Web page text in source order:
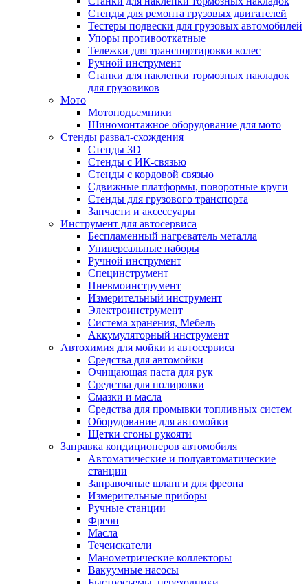
Стенды для ремонта грузовых двигателей
Тестеры подвески для грузовых автомобилей
Упоры противооткатные
Тележки для транспортировки колес
Ручной инструмент
Станки для наклепки тормозных накладок
для грузовиков
Мото
Мотоподъемники
Шиномонтажное оборудование для мото
Стенды развал-схождения
Стенды 3D
Стенды с ИК-связью
Стенды с кордовой связью
Сдвижные платформы, поворотные круги
Стенды для грузового транспорта
Запчасти и аксессуары
Инструмент для автосервиса
Беспламенный нагреватель металла
Универсальные наборы
Ручной инструмент
Специнструмент
Пневмоинструмент
Измерительный инструмент
Электроинструмент
Система хранения, Мебель
Аккумуляторный инструмент
Автохимия для мойки и автосервиса
Средства для автомойки
Очищающая паста для рук
Средства для полировки
Смазки и масла
Средства для промывки топливных систем
Оборудование для автомойки
Щетки сгоны рукояти
Заправка кондиционеров автомобиля
Автоматические и полуавтоматические
станции
Заправочные шланги для фреона
Измерительные приборы
Ручные станции
Фреон
Масла
Течеискатели
Манометрические коллекторы
Вакуумные насосы